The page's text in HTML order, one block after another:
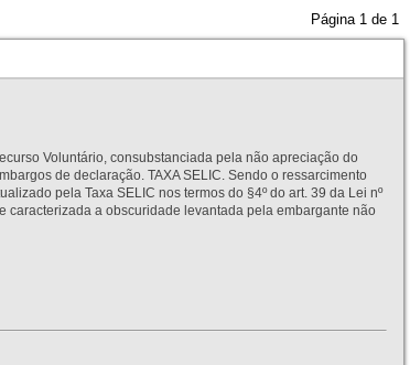
Página 1 de 1
Voluntário, consubstanciada pela não apreciação do
de declaração. TAXA SELIC. Sendo o ressarcimento
pela Taxa SELIC nos termos do §4º do art. 39 da Lei nº
caracterizada a obscuridade levantada pela embargante não